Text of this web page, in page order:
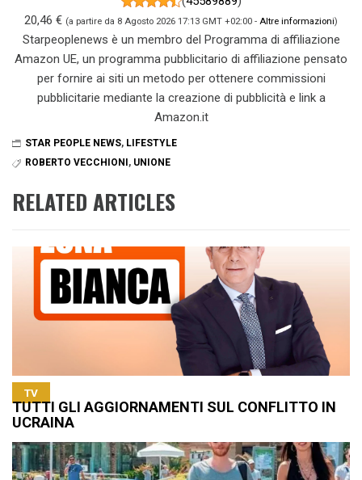
20,46 € (a partire da 8 Agosto 2026 17:13 GMT +02:00 - Altre informazioni)
Starpeoplenews è un membro del Programma di affiliazione
Amazon UE, un programma pubblicitario di affiliazione pensato
per fornire ai siti un metodo per ottenere commissioni
pubblicitarie mediante la creazione di pubblicità e link a
Amazon.it
STAR PEOPLE NEWS, LIFESTYLE
ROBERTO VECCHIONI , UNIONE
RELATED ARTICLES
TV
TUTTI GLI AGGIORNAMENTI SUL CONFLITTO IN
UCRAINA